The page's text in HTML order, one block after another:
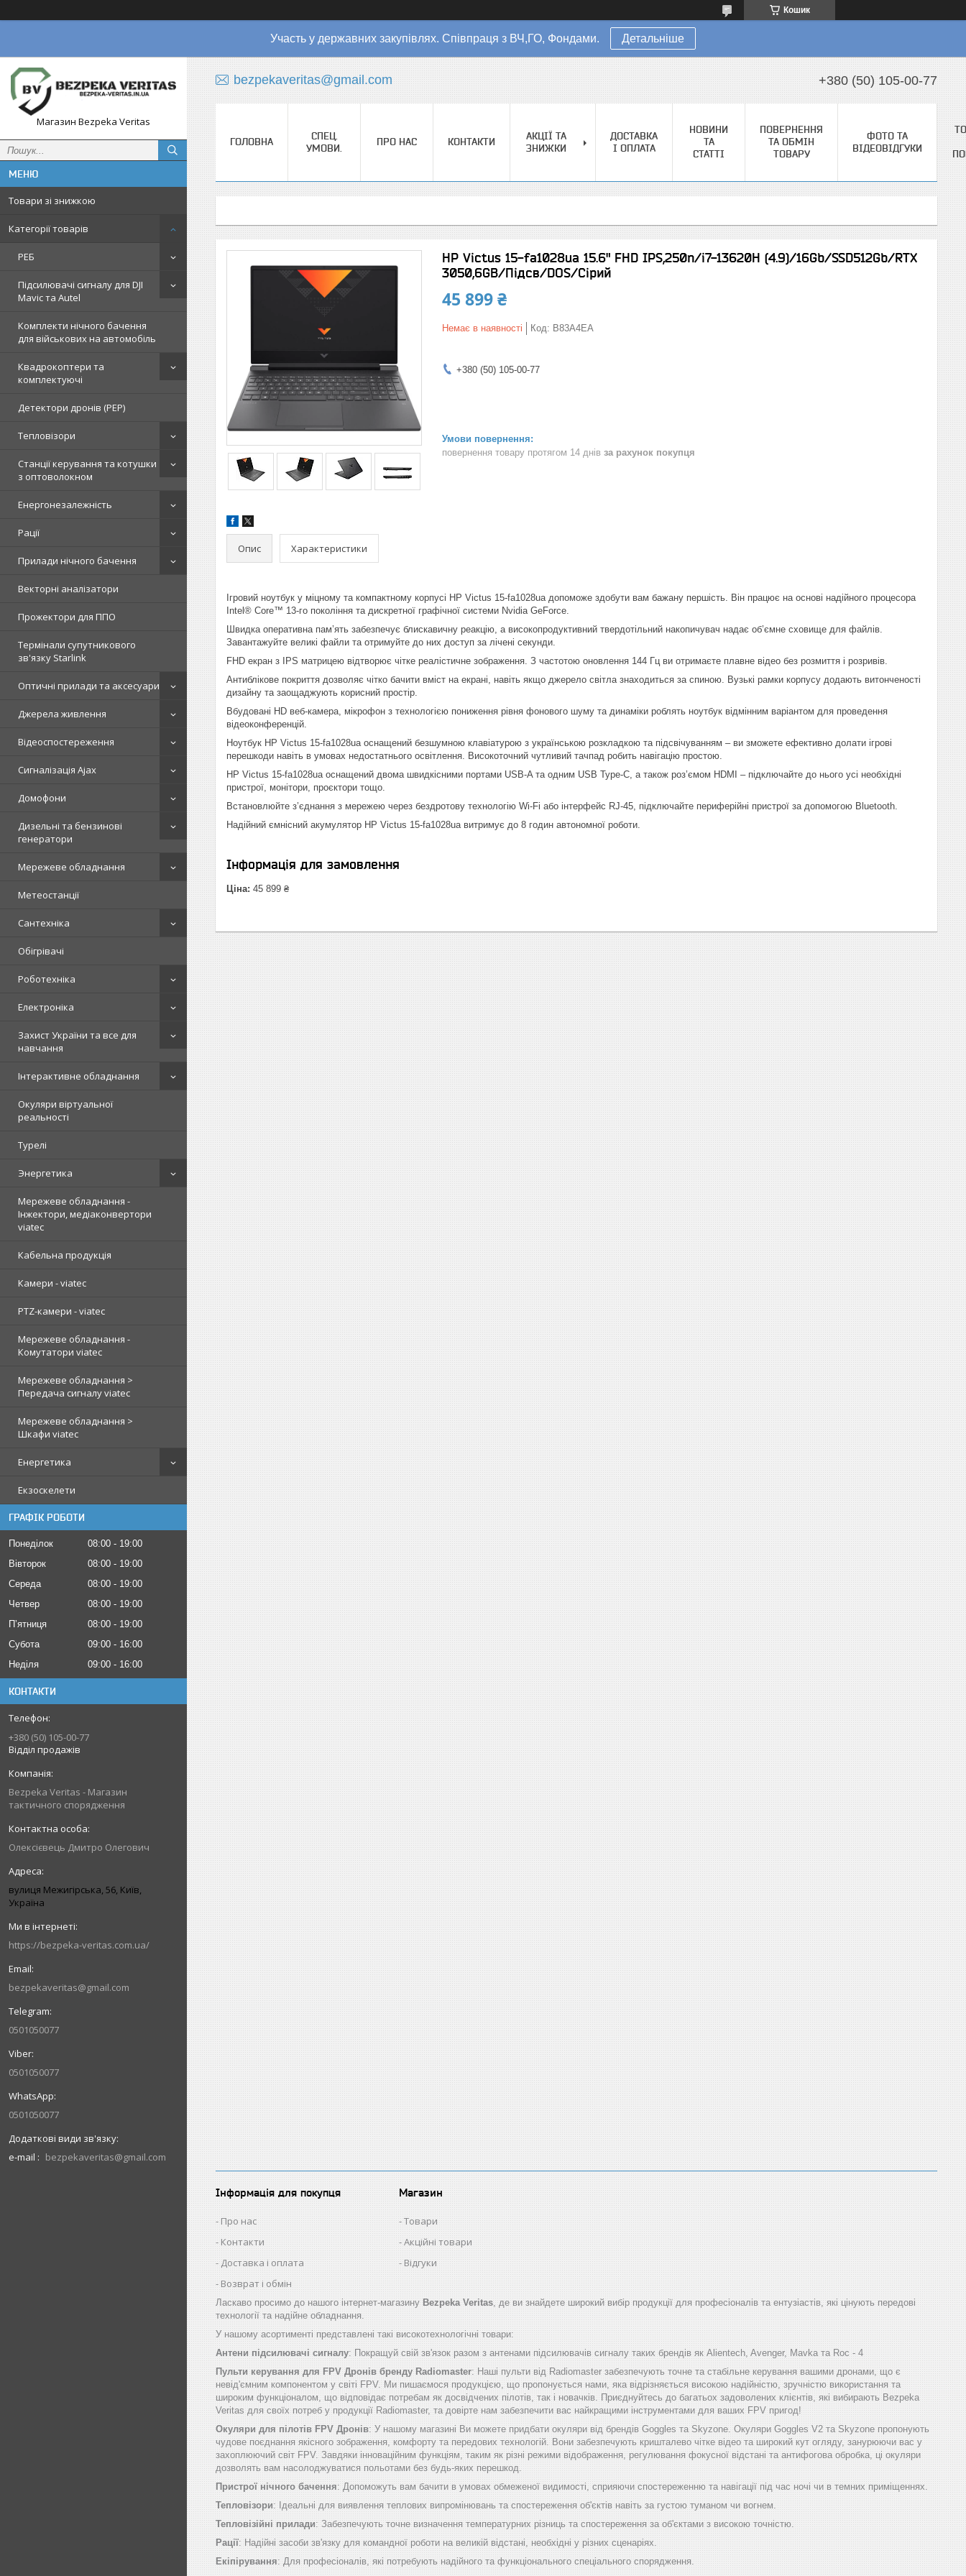
Кошик
Участь у державних закупівлях. Співпраця з ВЧ,ГО, Фондами. Детальніше
Магазин Bezpeka Veritas
Товари зі знижкою
Категорії товарів
РЕБ
Підсилювачі сигналу для DJI
Mavic та Autel
Комплекти нічного бачення
для військових на автомобіль
Квадрокоптери та
комплектуючі
Детектори дронів (РЕР)
Тепловізори
Станції керування та котушки
з оптоволокном
Енергонезалежність
Рації
Прилади нічного бачення
Векторні аналізатори
Прожектори для ППО
Термінали супутникового
зв'язку Starlink
Оптичні прилади та аксесуари
Джерела живлення
Відеоспостереження
Сигналізація Ajax
Домофони
Дизельні та бензинові
генератори
Мережеве обладнання
Метеостанції
Сантехніка
Обігрівачі
Роботехніка
Електроніка
Захист України та все для
навчання
Інтерактивне обладнання
Окуляри віртуальної
реальності
Турелі
Энергетика
Мережеве обладнання -
Інжектори, медіаконвертори
viatec
Кабельна продукція
Камери - viatec
PTZ-камери - viatec
Мережеве обладнання -
Комутатори viatec
Мережеве обладнання >
Передача сигналу viatec
Мережеве обладнання >
Шкафи viatec
Енергетика
Екзоскелети
ГРАФІК РОБОТИ
Понеділок 08:00
19:00
Вівторок
08:00
19:00
Середа
08:00
19:00
Четвер
08:00
19:00
Пʼятниця
08:00
19:00
Субота
09:00
16:00
Неділя
09:00 16:00
КОНТАКТИ
+380 (50) 105-00-77
Відділ продажів
Bezpeka Veritas - Магазин
тактичного спорядження
Олексієвець Дмитро Олегович
вулиця Межигірська, 56, Київ,
Україна
https://bezpeka-veritas.com.ua/
bezpekaveritas@gmail.com
0501050077
0501050077
0501050077
e-mail bezpekaveritas@gmail.com
bezpekaveritas@gmail.com +380 (50) 105-00-77
ГОЛОВНА
СПЕЦ.
УМОВИ.
ПРО НАС КОНТАКТИ
АКЦІЇ ТА
ЗНИЖКИ
ДОСТАВКА
І ОПЛАТА
НОВИНИ
ТА
СТАТТІ
ПОВЕРНЕННЯ
ТА ОБМІН
ТОВАРУ
ФОТО ТА
ВІДЕОВІДГУКИ
HP Victus 15-fa1028ua 15.6" FHD IPS,250n/i7-13620H (4.9)/16Gb/SSD512Gb/RTX
3050,6GB/Підсв/DOS/Сірий
45 899 ₴
Немає в наявності Код: B83A4EA
+380 (50) 105-00-77
повернення товару протягом 14 днів за рахунок покупця
Опис Характеристики
Ігровий ноутбук у міцному та компактному корпусі HP Victus 15-fa1028ua допоможе здобути вам бажану першість. Він працює на основі надійного процесора
Intel® Core™ 13-го покоління та дискретної графічної системи Nvidia GeForce.
Швидка оперативна пам’ять забезпечує блискавичну реакцію, а високопродуктивний твердотільний накопичувач надає об’ємне сховище для файлів.
Завантажуйте великі файли та отримуйте до них доступ за лічені секунди.
FHD екран з IPS матрицею відтворює чітке реалістичне зображення. З частотою оновлення 144 Гц ви отримаєте плавне відео без розмиття і розривів.
Антиблікове покриття дозволяє чітко бачити вміст на екрані, навіть якщо джерело світла знаходиться за спиною. Вузькі рамки корпусу додають витонченості
дизайну та заощаджують корисний простір.
Вбудовані HD веб-камера, мікрофон з технологією пониження рівня фонового шуму та динаміки роблять ноутбук відмінним варіантом для проведення
відеоконференцій.
Ноутбук HP Victus 15-fa1028ua оснащений безшумною клавіатурою з українською розкладкою та підсвічуванням – ви зможете ефективно долати ігрові
перешкоди навіть в умовах недостатнього освітлення. Високоточний чутливий тачпад робить навігацію простою.
HP Victus 15-fa1028ua оснащений двома швидкісними портами USB-A та одним USB Type-C, а також роз’ємом HDMI – підключайте до нього усі необхідні
пристрої, монітори, проєктори тощо.
Встановлюйте з’єднання з мережею через бездротову технологію Wi-Fi або інтерфейс RJ-45, підключайте периферійні пристрої за допомогою Bluetooth.
Надійний ємнісний акумулятор HP Victus 15-fa1028ua витримує до 8 годин автономної роботи.
Інформація для замовлення
Ціна: 45 899 ₴
Інформація для покупця
Про нас
Контакти
Доставка і оплата
Возврат і обмін
Магазин
Товари
Акційні товари
Відгуки
Ласкаво просимо до нашого інтернет-магазину Bezpeka Veritas, де ви знайдете широкий вибір продукції для професіоналів та ентузіастів, які цінують передові
технології та надійне обладнання.
У нашому асортименті представлені такі високотехнологічні товари:
Антени підсилювачі сигналу: Покращуй свій зв'язок разом з антенами підсилювачів сигналу таких брендів як Alientech, Avenger, Mavka та Roc - 4
Пульти керування для FPV Дронів бренду Radiomaster: Наші пульти від Radiomaster забезпечують точне та стабільне керування вашими дронами, що є
невід'ємним компонентом у світі FPV. Ми пишаємося продукцією, що пропонується нами, яка відрізняється високою надійністю, зручністю використання та
широким функціоналом, що відповідає потребам як досвідчених пілотів, так і новачків. Приєднуйтесь до багатьох задоволених клієнтів, які вибирають Bezpeka
Veritas для своїх потреб у продукції Radiomaster, та довірте нам забезпечити вас найкращими інструментами для ваших FPV пригод!
Окуляри для пілотів FPV Дронів: У нашому магазині Ви можете придбати окуляри від брендів Goggles та Skyzone. Окуляри Goggles V2 та Skyzone пропонують
чудове поєднання якісного зображення, комфорту та передових технологій. Вони забезпечують кришталево чітке відео та широкий кут огляду, занурюючи вас у
захоплюючий світ FPV. Завдяки інноваційним функціям, таким як різні режими відображення, регулювання фокусної відстані та антифогова обробка, ці окуляри
дозволять вам насолоджуватися польотами без будь-яких перешкод.
Пристрої нічного бачення: Допоможуть вам бачити в умовах обмеженої видимості, сприяючи спостереженню та навігації під час ночі чи в темних приміщеннях.
Тепловізори: Ідеальні для виявлення теплових випромінювань та спостереження об'єктів навіть за густою туманом чи вогнем.
Тепловізійні прилади: Забезпечують точне визначення температурних різниць та спостереження за об'єктами з високою точністю.
Рації: Надійні засоби зв'язку для командної роботи на великій відстані, необхідні у різних сценаріях.
Екіпірування: Для професіоналів, які потребують надійного та функціонального спеціального спорядження.